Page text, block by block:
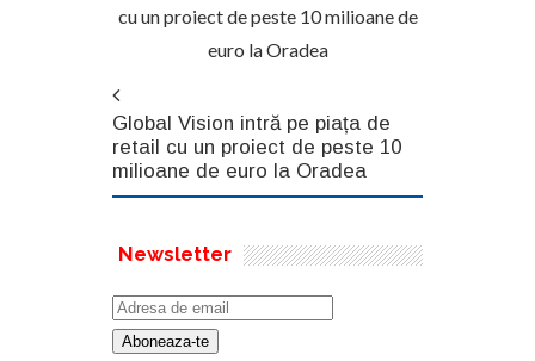
cu un proiect de peste 10 milioane de
euro la Oradea
Global Vision intră pe piața de
retail cu un proiect de peste 10
milioane de euro la Oradea
Newsletter